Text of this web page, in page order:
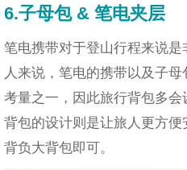
6.子母包 & 笔电夹层
笔电携带对于登山行程来说
人来说，笔电的携带以及子
考量之一，因此旅行背包多
背包的设计则是让旅人更方
背负大背包即可。